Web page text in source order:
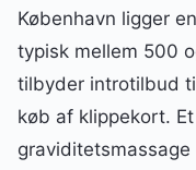
København ligger
typisk mellem 500
tilbyder introtilbud
køb af klippekort.